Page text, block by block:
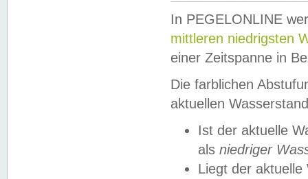
In PEGELONLINE
mittleren niedrigsten
einer Zeitspanne in
Die farblichen
aktuellen
Ist der aktuelle
als niedriger
Liegt der